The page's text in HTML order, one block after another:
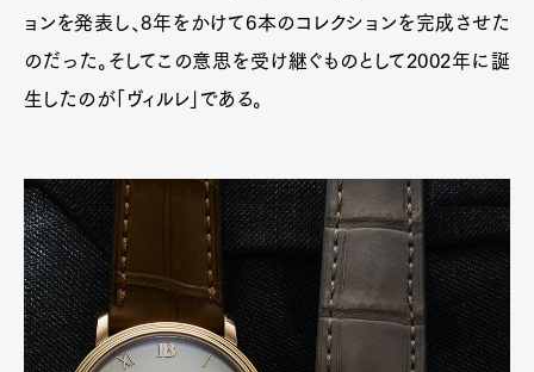
ョンを発表し、8年をかけて6本のコレクションを完成させた
のだった。そしてこの意思を受け継ぐものとして2002年に誕
生したのが「ヴィルレ」である。